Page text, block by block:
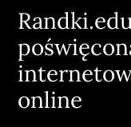
Skip
content
online